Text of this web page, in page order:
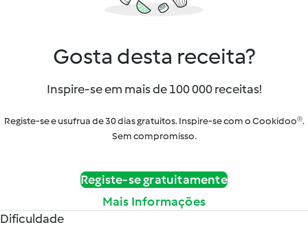
Gosta desta receita?
Inspire-se em mais de 100 000 receitas!
Registe-se e usufrua de 30 dias gratuitos. Inspire-se com o Cookidoo®.
Sem compromisso.
Registe-se gratuitamente
Mais Informações
Dificuldade